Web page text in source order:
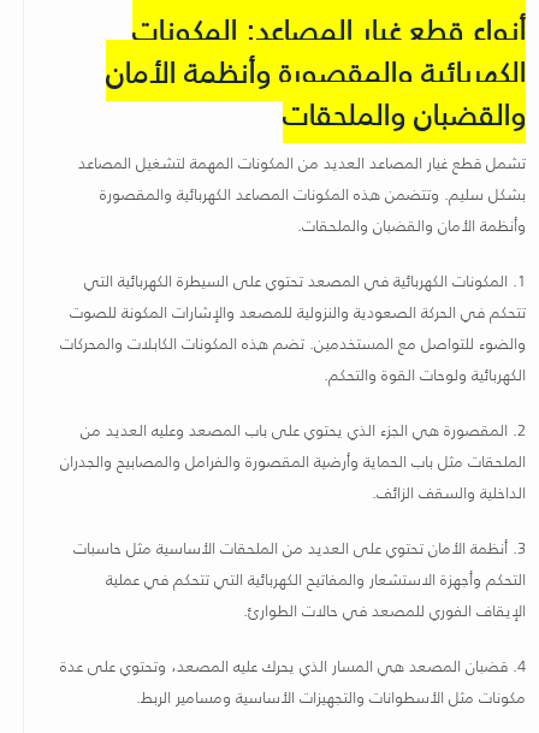
أنواع قطع غيار المصاعد: المكونات
الكهربائية والمقصورة وأنظمة الأمان
والقضبان والملحقات
تشمل قطع غيار المصاعد العديد من المكونات المهمة لتشغيل المصاعد
بشكل سليم. وتتضمن هذه المكونات المصاعد الكهربائية والمقصورة
وأنظمة الأمان والقضبان والملحقات.
1. المكونات الكهربائية في المصعد تحتوي على السيطرة الكهربائية التي
تتحكم في الحركة الصعودية والنزولية للمصعد والإشارات المكونة للصوت
والضوء للتواصل مع المستخدمين. تضم هذه المكونات الكابلات والمحركات
الكهربائية ولوحات القوة والتحكم.
2. المقصورة هي الجزء الذي يحتوي على باب المصعد وعليه العديد من
الملحقات مثل باب الحماية وأرضية المقصورة والفرامل والمصابيح والجدران
الداخلية والسقف الزائف.
3. أنظمة الأمان تحتوي على العديد من الملحقات الأساسية مثل حاسبات
التحكم وأجهزة الاستشعار والمفاتيح الكهربائية التي تتحكم في عملية
الإيقاف الفوري للمصعد في حالات الطوارئ.
4. قضبان المصعد هي المسار الذي يحرك عليه المصعد، وتحتوي على عدة
مكونات مثل الأسطوانات والتجهيزات الأساسية ومسامير الربط.